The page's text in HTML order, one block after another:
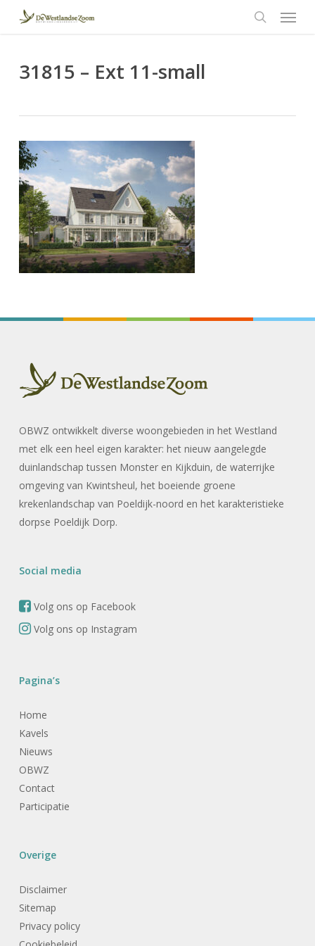
content
Menu
31815 – Ext 11-small
OBWZ ontwikkelt diverse woongebieden in het Westland
met elk een heel eigen karakter: het nieuw aangelegde
duinlandschap tussen Monster en Kijkduin, de waterrijke
omgeving van Kwintsheul, het boeiende groene
krekenlandschap van Poeldijk-noord en het karakteristieke
dorpse Poeldijk Dorp.
Social media
Volg ons op Facebook
Volg ons op Instagram
Pagina’s
Home
Kavels
Nieuws
OBWZ
Contact
Participatie
Overige
Disclaimer
Sitemap
Privacy policy